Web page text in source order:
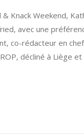
Knack Weekend,
avec une
co-rédacteur en
décliné à Liège